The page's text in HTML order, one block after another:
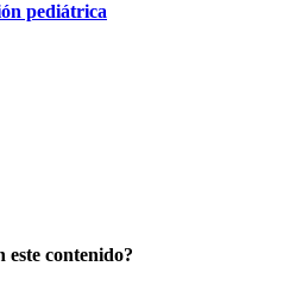
pediátrica
este contenido?